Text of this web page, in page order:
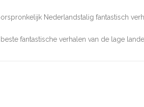
Nederlandstalig fantastisch
fantastische verhalen van de lage